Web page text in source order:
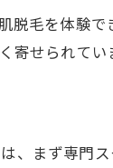
脱毛を体験で
せられてい
、まず専門